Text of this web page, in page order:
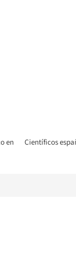
en
Científicos